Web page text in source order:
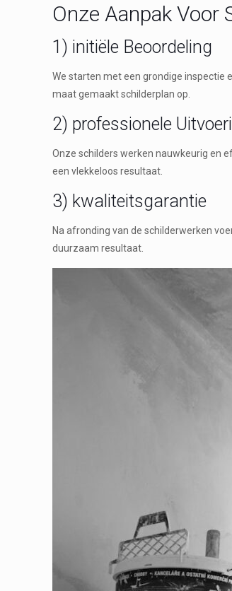
Onze Aanpak Voor
1) initiële Beoordeling
We starten met een grondige inspectie
maat gemaakt schilderplan op.
2) professionele
Onze schilders werken nauwkeurig en
een vlekkeloos resultaat.
3) kwaliteitsgarantie
Na afronding van de schilderwerken
duurzaam resultaat.